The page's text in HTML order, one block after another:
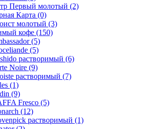
Первый молотый (2)
Карта (0)
молотый (3)
кофе (150)
(5)
(5)
растворимый (6)
Noire (9)
растворимый (7)
(1)
(9)
Fresco (5)
(12)
растворимый (1)